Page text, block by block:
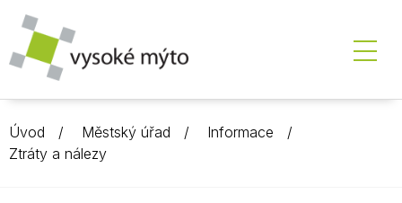
Úvod Městský úřad
Informace
Ztráty a nálezy